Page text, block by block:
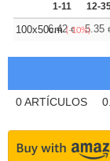
1-11 12-
100x50cm(-10%)
6.42 € 5.35
0ARTÍCULOS